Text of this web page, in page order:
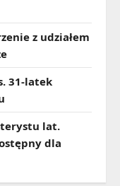
z udziałem
31‑latek
lat.
dla